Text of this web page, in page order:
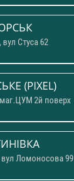
вул Стуса 62
(PIXEL)
маг.ЦУМ 2й поверх
вул Ломоносова 99